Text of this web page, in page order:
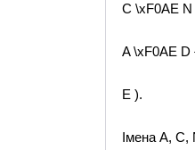
C \xF0AE
A \xF0AE
E ).
Імена A,